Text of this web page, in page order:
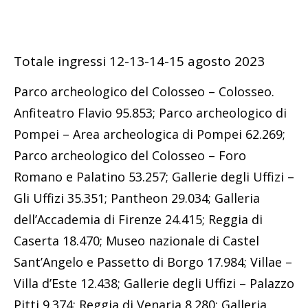
Totale ingressi 12-13-14-15 agosto 2023
Parco archeologico del Colosseo – Colosseo.
Anfiteatro Flavio 95.853; Parco archeologico di
Pompei – Area archeologica di Pompei 62.269;
Parco archeologico del Colosseo – Foro
Romano e Palatino 53.257; Gallerie degli Uffizi –
Gli Uffizi 35.351; Pantheon 29.034; Galleria
dell’Accademia di Firenze 24.415; Reggia di
Caserta 18.470; Museo nazionale di Castel
Sant’Angelo e Passetto di Borgo 17.984; Villae –
Villa d’Este 12.438; Gallerie degli Uffizi – Palazzo
Pitti 9.374; Reggia di Venaria 8.280; Galleria